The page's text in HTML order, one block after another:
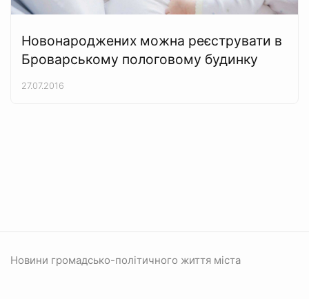
Новонароджених можна реєструвати в
Броварському пологовому будинку
27.07.2016
Новини громадсько-політичного життя міста